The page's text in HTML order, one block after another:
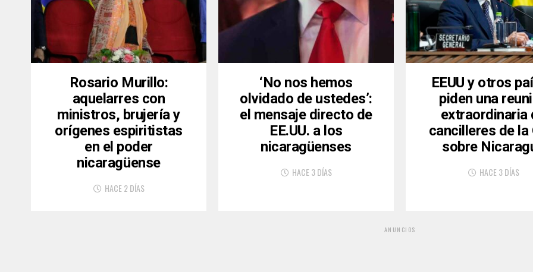
Rosario Murillo:
aquelarres con
ministros, brujería y
orígenes espiritistas
en el poder
nicaragüense
HACE 2 DÍAS
‘No nos hemos
olvidado de ustedes’:
el mensaje directo de
EE.UU. a los
nicaragüenses
HACE 3 DÍAS
EEUU y otros
piden una
extraordinaria
cancilleres de la
sobre
HACE 3 DÍAS
ANUNCIOS